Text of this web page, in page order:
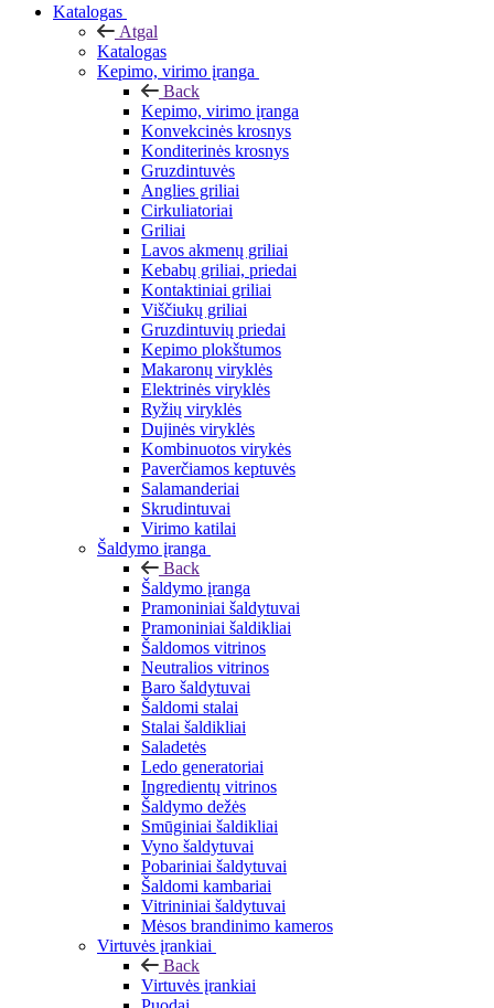
Katalogas
Atgal
Katalogas
Kepimo, virimo įranga
Back
Kepimo, virimo įranga
Konvekcinės krosnys
Konditerinės krosnys
Gruzdintuvės
Anglies griliai
Cirkuliatoriai
Griliai
Lavos akmenų griliai
Kebabų griliai, priedai
Kontaktiniai griliai
Viščiukų griliai
Gruzdintuvių priedai
Kepimo plokštumos
Makaronų viryklės
Elektrinės viryklės
Ryžių viryklės
Dujinės viryklės
Kombinuotos virykės
Paverčiamos keptuvės
Salamanderiai
Skrudintuvai
Virimo katilai
Šaldymo įranga
Back
Šaldymo įranga
Pramoniniai šaldytuvai
Pramoniniai šaldikliai
Šaldomos vitrinos
Neutralios vitrinos
Baro šaldytuvai
Šaldomi stalai
Stalai šaldikliai
Saladetės
Ledo generatoriai
Ingredientų vitrinos
Šaldymo dežės
Smūginiai šaldikliai
Vyno šaldytuvai
Pobariniai šaldytuvai
Šaldomi kambariai
Vitrininiai šaldytuvai
Mėsos brandinimo kameros
Virtuvės įrankiai
Back
Virtuvės įrankiai